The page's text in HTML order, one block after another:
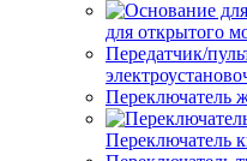
для открытого
Передатчик/
Переключатель
Переключатель